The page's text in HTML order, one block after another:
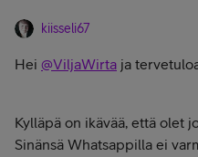
kiisseli67
Hei @ViljaWirta ja
Kylläpä on ikävää, että olet
Sinänsä Whatsappilla ei